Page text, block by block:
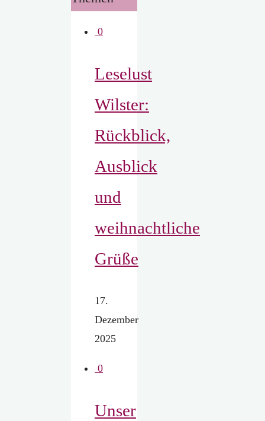
0
Leselust
Wilster:
Rückblick,
Ausblick
und
weihnachtliche
Grüße
17.
Dezember
2025
0
Unser